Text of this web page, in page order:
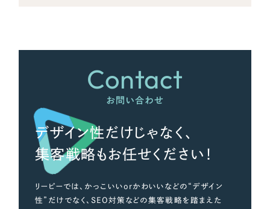
Contact
お問い合わせ
デザイン性だけじゃなく、
集客戦略もお任せください！
リーピーでは、かっこいいorかわいいなどの“デザイン
性”だけでなく、SEO対策などの集客戦略を踏まえた